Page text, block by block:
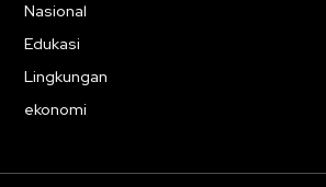
Nasional
Edukasi
Lingkungan
ekonomi